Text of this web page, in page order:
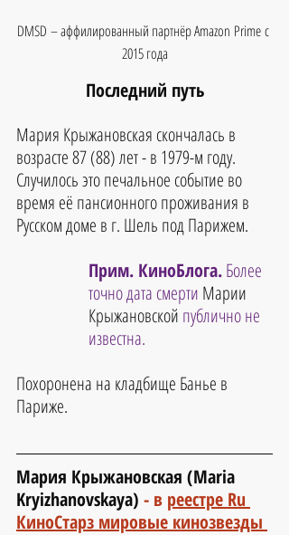
DMSD – аффилированный партнёр Amazon Prime с
2015 года
Последний путь
Мария Крыжановская скончалась в
возрасте 87 (88) лет - в 1979-м году.
Случилось это печальное событие во
время её пансионного проживания в
Русском доме в г. Шель под Парижем.
Прим. КиноБлога. Более
точно дата смерти Марии
Крыжановской публично не
известна.
Похоронена на кладбище Банье в
Париже.
Мария Крыжановская (Maria
Kryizhanovskaya) - в реестре Ru
КиноСтарз мировые кинозвезды